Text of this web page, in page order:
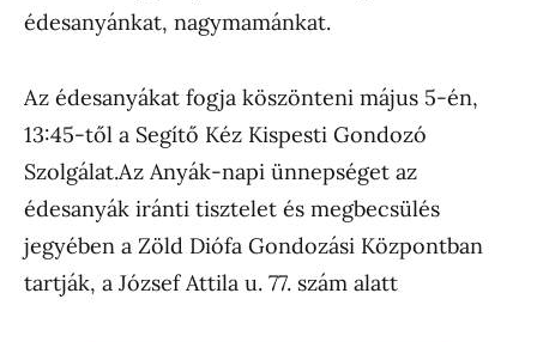
édesanyánkat, nagymamánkat.
Az édesanyákat fogja köszönteni május 5-én,
13:45-től a Segítő Kéz Kispesti Gondozó
Szolgálat.Az Anyák-napi ünnepséget az
édesanyák iránti tisztelet és megbecsülés
jegyében a Zöld Diófa Gondozási Központban
tartják, a József Attila u. 77. szám alatt